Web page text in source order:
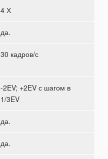
4 Х
да.
30 кадров/с
-2EV; +2EV с шагом в
1/3EV
да.
да.